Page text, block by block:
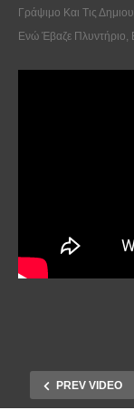
Γράψιμο Και Τις
Ενώ Έβαζε Πλυντήριο,
PREV VIDEO